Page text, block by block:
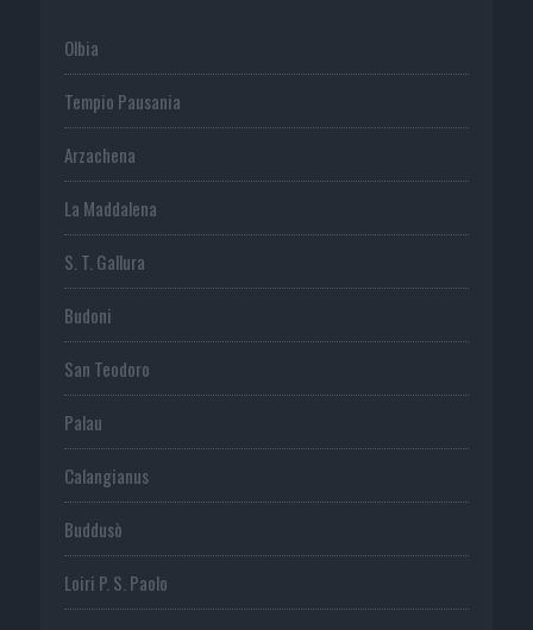
Olbia
Tempio Pausania
Arzachena
La Maddalena
S. T. Gallura
Budoni
San Teodoro
Palau
Calangianus
Buddusò
Loiri P. S. Paolo